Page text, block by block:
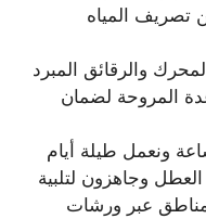
تصريف المياه
والرقائق المبرد
المروحة لضمان
على مدار 24 ساعة ونعمل طيلة أيام
العطل وجاهزون لتلبية
عبر ورشات